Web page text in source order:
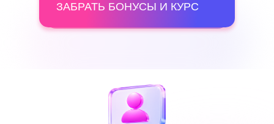
ЗАБРАТЬ БОНУСЫ И КУРС